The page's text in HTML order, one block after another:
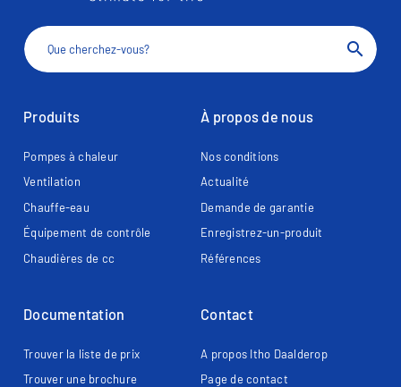
search
Produits
Pompes à chaleur
Ventilation
Chauffe-eau
Équipement de contrôle
Chaudières de cc
À propos de nous
Nos conditions
Actualité
Demande de garantie
Enregistrez-un-produit
Références
Documentation
Trouver la liste de prix
Trouver une brochure
Contact
A propos Itho Daalderop
Page de contact​